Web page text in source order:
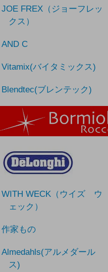
JOE FREX（ジョーフレッ
クス）
AND C
Vitamix(バイタミックス)
Blendtec(ブレンテック)
WITH WECK（ウイズ ウ
ェック）
作家もの
Almedahls(アルメダール
ス)